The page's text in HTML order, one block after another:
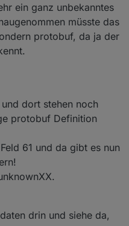
und stellt diese ein. Nun
die Einspeiseleistung von
und der Shelly sieht
Wert nimmt Ecoflow wieder
womöglich aus. Und so
ein ganz unbekanntes
müsste das
protobuf, da ja der
dort stehen noch
protobuf Definition
61 und da gibt es nun
drin und siehe da,